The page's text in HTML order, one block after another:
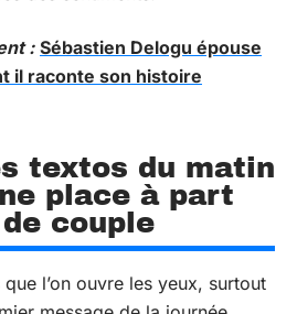
: Sébastien Delogu épouse
il raconte son histoire
textos du matin
place à part
couple
que l’on ouvre les yeux, surtout